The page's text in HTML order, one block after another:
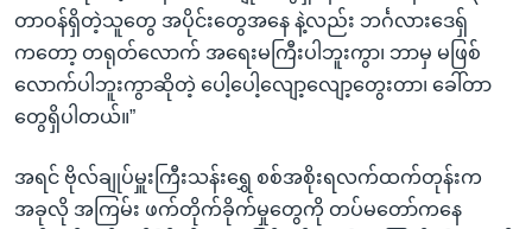
တာဝန်ရှိတဲ့သူတွေ အပိုင်းတွေအနေ နဲ့လည်း ဘင်္ဂလားဒေရှ်
ကတော့ တရုတ်လောက် အရေးမကြီးပါဘူးကွာ၊ ဘာမှ မဖြစ်
လောက်ပါဘူးကွာဆိုတဲ့ ပေါ့ပေါ့လျော့လျော့တွေးတာ၊ ခေါ်တာ
တွေရှိပါတယ်။”
အရင် ဗိုလ်ချုပ်မှူးကြီးသန်းရွှေ စစ်အစိုးရလက်ထက်တုန်းက
အခုလို အကြမ်း ဖက်တိုက်ခိုက်မှုတွေကို တပ်မတော်ကနေ